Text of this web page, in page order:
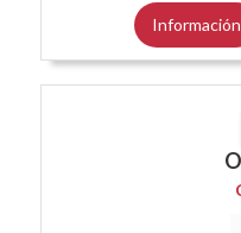
Información